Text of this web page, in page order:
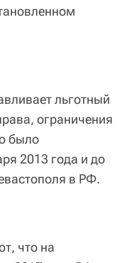
льготный
ограничения
было
2013 года и до
в РФ.
что на